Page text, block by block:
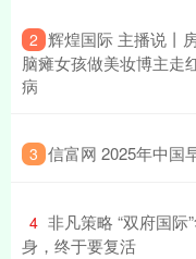
2 辉煌国际 主播说丨
脑瘫女孩做美妆博主走
病
3 信富网 2025年中国
4 非凡策略 “双府国
身，终于要复活